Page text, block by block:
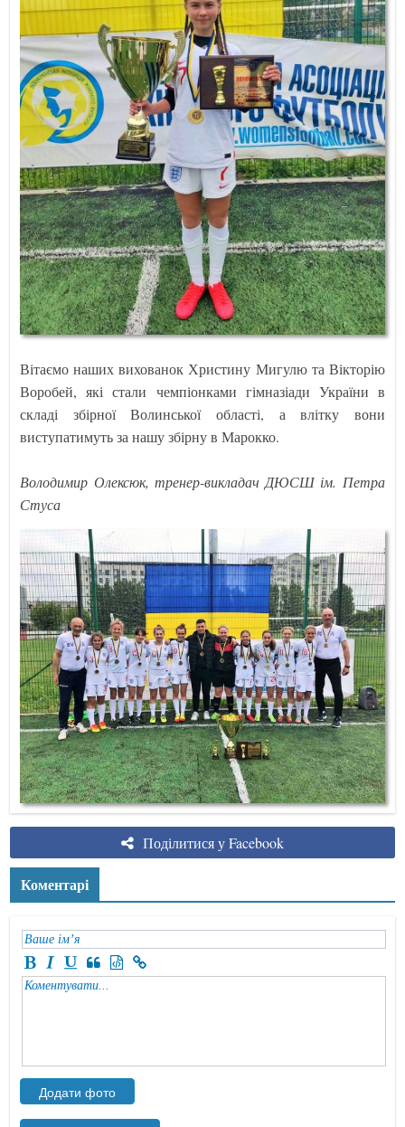
Вітаємо наших вихованок Христину Мигулю та Вікторію
Воробей, які стали чемпіонками гімназіади України в
складі збірної Волинської області, а влітку вони
виступатимуть за нашу збірну в Марокко.
Володимир Олексюк, тренер-викладач ДЮСШ ім. Петра
Стуса
Поділитися у Facebook
Коментарі